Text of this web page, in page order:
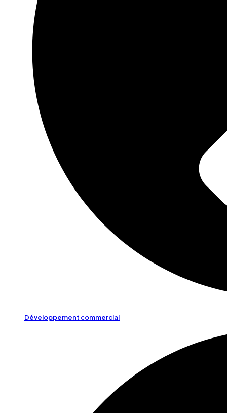
Développement commercial